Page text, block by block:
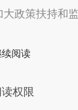
政策扶持和监
续阅读
权限